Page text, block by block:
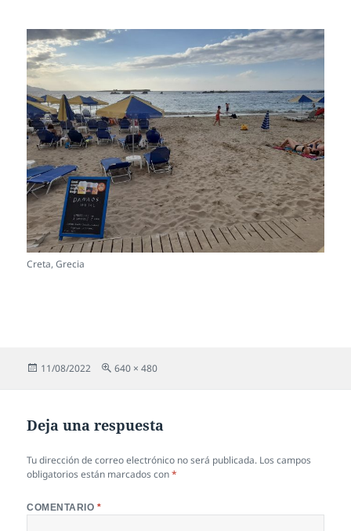
Creta, Grecia
Publicado
11/08/2022
Tamaño
640 × 480
Deja una respuesta
Tu dirección de correo electrónico no será publicada. Los campos
obligatorios están marcados con*
COMENTARIO *